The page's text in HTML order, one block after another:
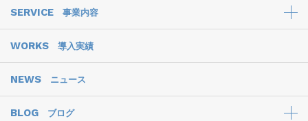
SERVICE 事業内容
WORKS 導入実績
NEWS ニュース
BLOG ブログ